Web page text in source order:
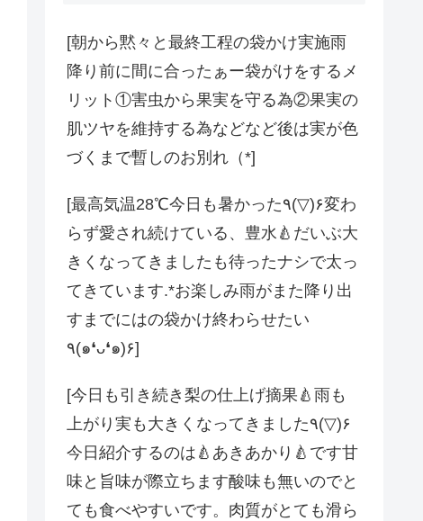
[朝から黙々と最終工程の袋かけ実施雨
降り前に間に合ったぁー袋がけをするメ
リット①害虫から果実を守る為②果実の
肌ツヤを維持する為などなど後は実が色
づくまで暫しのお別れ（*]
[️最高気温28℃️今日も暑かった٩(▽)۶変わ
らず愛され続けている、豊水🍐だいぶ大
きくなってきましたも待ったナシで太っ
てきています︎.*お楽しみ雨がまた降り出
すまでにはの袋かけ終わらせたい
٩(๑❛ᴗ❛๑)۶]
[今日も引き続き梨の仕上げ摘果🍐️雨も
上がり実も大きくなってきました٩(▽)۶
今日紹介するのは🍐あきあかり🍐です甘
味と旨味が際立ちます酸味も無いのでと
ても食べやすいです。肉質がとても滑ら